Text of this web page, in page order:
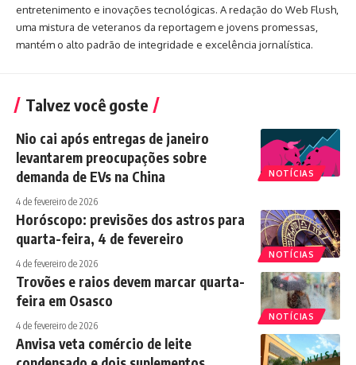
entretenimento e inovações tecnológicas. A redação do Web Flush,
uma mistura de veteranos da reportagem e jovens promessas,
mantém o alto padrão de integridade e excelência jornalística.
Talvez você goste
NOTÍCIAS
Nio cai após entregas de janeiro
levantarem preocupações sobre
demanda de EVs na China
4 de fevereiro de 2026
NOTÍCIAS
Horóscopo: previsões dos astros para
quarta-feira, 4 de fevereiro
4 de fevereiro de 2026
NOTÍCIAS
Trovões e raios devem marcar quarta-
feira em Osasco
4 de fevereiro de 2026
Anvisa veta comércio de leite